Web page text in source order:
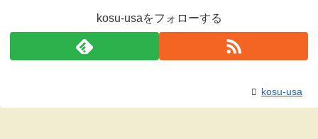
kosu-usaをフォローする
kosu-usa